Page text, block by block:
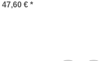
47,60 € *